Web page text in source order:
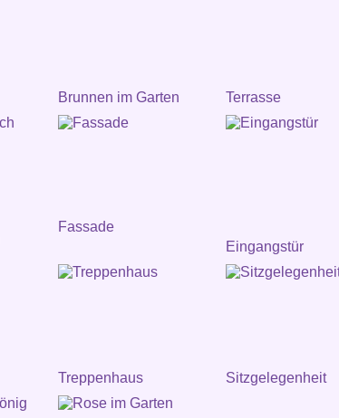
Brunnen im Garten Terrasse
Fassade
Eingangstür
Treppenhaus Sitzgelegenheit